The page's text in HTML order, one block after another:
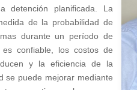
detención planificada. La
de la probabilidad de
durante un período de
confiable, los costos de
y la eficiencia de la
se puede mejorar mediante